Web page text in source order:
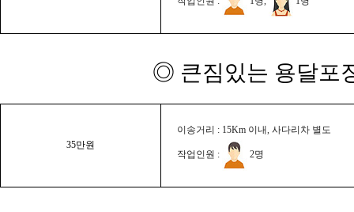
◎ 큰짐있는 용달포
35만원
이송거리 : 15Km 이내, 사다리차 별도
작업인원 : 2명